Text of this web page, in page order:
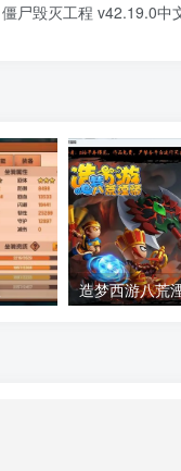
僵尸毁灭工程 v42.19.0中